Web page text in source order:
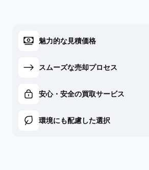
魅力的な見積価格
スムーズな売却プロセス
安心・安全の買取サービス
環境にも配慮した選択